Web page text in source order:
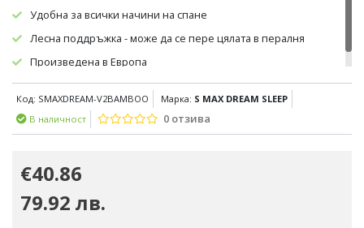
Удобна за всички начини на спане
Лесна поддръжка - може да се пере цялата в пералня
Произведена в Европа
Код: SMAXDREAM-V2BAMBOO Марка: S MAX DREAM SLEEP
В наличност
0 отзива
€40.86
79.92 лв.